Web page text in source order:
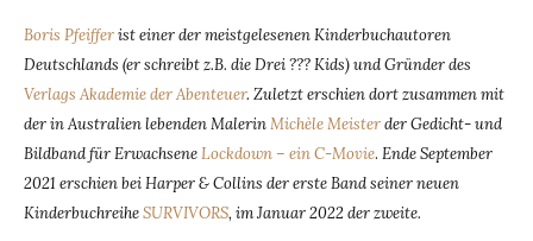
Boris Pfeifferist einer der meistgelesenen Kinderbuchautoren
Deutschlands (er schreibt z.B. die Drei ??? Kids) und Gründer des
Verlags Akademie der Abenteuer. Zuletzt erschien dort zusammen mit
der in Australien lebenden MalerinMichèle Meisterder Gedicht- und
Bildband für ErwachseneLockdown – ein C-Movie. Ende September
2021 erschien bei Harper & Collins der erste Band seiner neuen
KinderbuchreiheSURVIVORS, im Januar 2022 der zweite.